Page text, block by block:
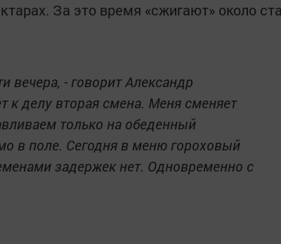
За это время «сжигают» около
вечера, - говорит Александр
к делу вторая смена. Меня сменяет
только на обеденный
в поле. Сегодня в меню гороховый
задержек нет. Одновременно с